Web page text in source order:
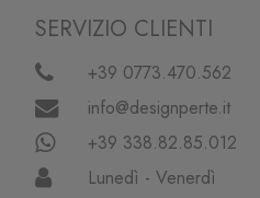
SERVIZIO CLIENTI
+39 0773.470.562
info@designperte.it
+39 338.82.85.012
Lunedì - Venerdì